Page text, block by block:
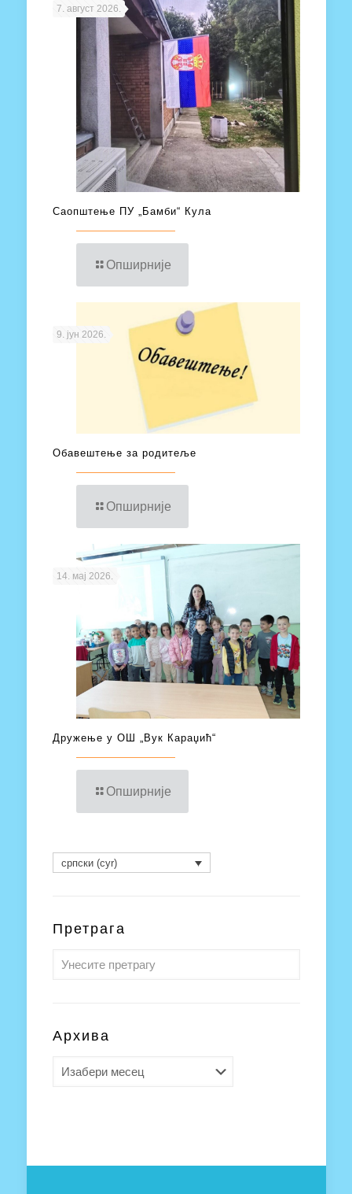
7. август 2026.
Саопштење ПУ „Бамби“ Кула
Опширније
9. јун 2026.
Обавештење за родитеље
Опширније
14. мај 2026.
Дружење у ОШ „Вук Караџић“
Опширније
српски (cyr)
Претрага
Архива